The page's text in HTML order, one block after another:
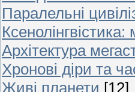
Паралельні
Ксенолінгвістика:
Архітектура
Хронові діри та
Живі планети [12]